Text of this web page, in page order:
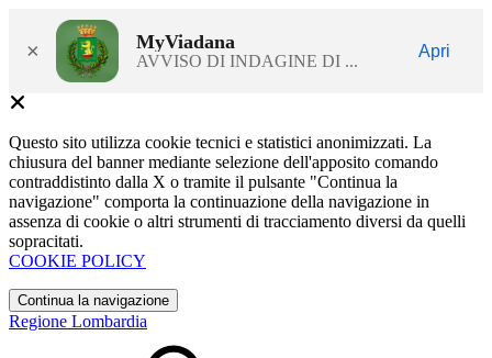
× MyViadana
AVVISO DI INDAGINE DI ...
Apri
Questo sito utilizza cookie tecnici e statistici anonimizzati. La
chiusura del banner mediante selezione dell'apposito comando
contraddistinto dalla X o tramite il pulsante "Continua la
navigazione" comporta la continuazione della navigazione in
assenza di cookie o altri strumenti di tracciamento diversi da quelli
sopracitati.
COOKIE POLICY
Continua la navigazione
Regione Lombardia